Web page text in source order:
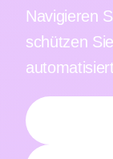
Navigieren
schützen